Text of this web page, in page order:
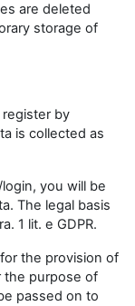
are deleted
storage of
by
is collected as
you will be
The legal basis
1 lit. e GDPR.
the provision of
the purpose of
passed on to